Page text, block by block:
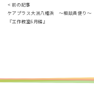
< 前の記事
ケアプラス大洲八幡浜 ～相談員便り～
『工作教室6月編』